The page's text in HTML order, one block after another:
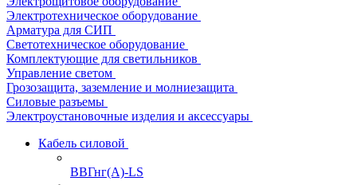
Электротехническое оборудование
Арматура для СИП
Светотехническое оборудование
Комплектующие для светильников
Управление светом
Грозозащита, заземление и молниезащита
Силовые разъемы
Электроустановочные изделия и аксессуары
Кабель силовой
ВВГнг(А)-LS